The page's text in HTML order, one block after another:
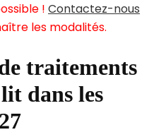
! Contactez-nous
les modalités.
traitements
dans les